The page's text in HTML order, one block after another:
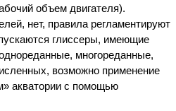
объем двигателя).
нет, правила регламентируют
глиссеры, имеющие
многореданные,
возможно применение
акватории с помощью